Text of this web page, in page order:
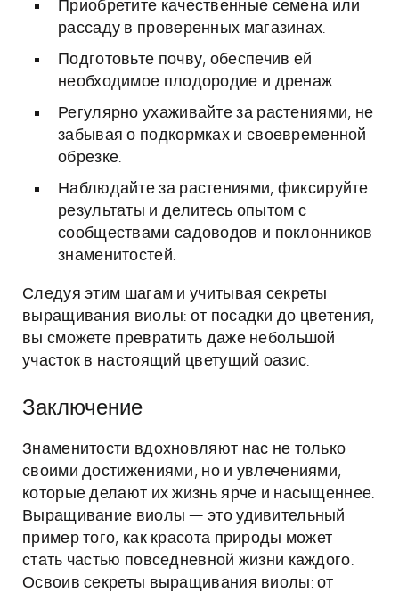
Приобретите качественные семена или
рассаду в проверенных магазинах.
Подготовьте почву, обеспечив ей
необходимое плодородие и дренаж.
Регулярно ухаживайте за растениями, не
забывая о подкормках и своевременной
обрезке.
Наблюдайте за растениями, фиксируйте
результаты и делитесь опытом с
сообществами садоводов и поклонников
знаменитостей.
Следуя этим шагам и учитывая секреты
выращивания виолы: от посадки до цветения,
вы сможете превратить даже небольшой
участок в настоящий цветущий оазис.
Заключение
Знаменитости вдохновляют нас не только
своими достижениями, но и увлечениями,
которые делают их жизнь ярче и насыщеннее.
Выращивание виолы — это удивительный
пример того, как красота природы может
стать частью повседневной жизни каждого.
Освоив секреты выращивания виолы: от